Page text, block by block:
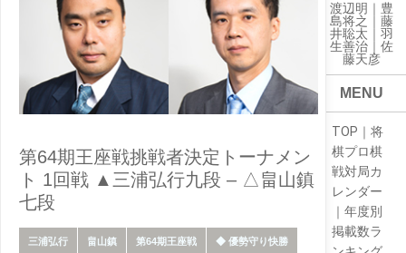
第64期王座戦挑戦者決定トーナメン
ト 1回戦 ▲三浦弘行九段 – △畠山鎮
七段
三浦弘行 畠山鎮 第64期王座戦 ◆ 優勢守り快勝
渡辺明｜ 豊
島将之
藤
井聡太
羽
生善治
佐
藤天彦
MENU
TOP ｜ 将
棋プロ棋
戦対局カ
レンダー
｜ 年度別
掲載数ラ